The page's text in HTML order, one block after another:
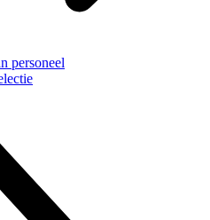
personeel